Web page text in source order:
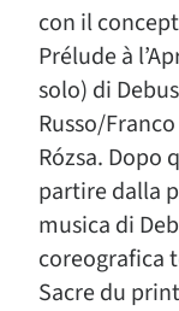
con il
Prélude à
solo) di
Russo/
Rózsa. Dopo
partire dalla
musica di
coreografica
Sacre du